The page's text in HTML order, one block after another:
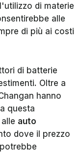
di materie
alle
di più ai costi
di batterie
Oltre a
hanno
questa
auto
dove il prezzo